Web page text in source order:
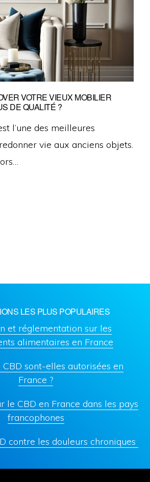
VOTRE VIEUX MOBILIER
DE QUALITÉ ?
l’une des meilleures
vie aux anciens objets.
LES PLUS POPULAIRES
et réglementation sur les
alimentaires en France
CBD sont-elles autorisées en
France ?
le CBD en France dans les pays
francophones
contre les douleurs chroniques